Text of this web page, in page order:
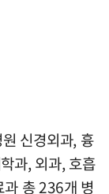
신경외과, 흉
과, 외과, 호흡
과 총 236개 병